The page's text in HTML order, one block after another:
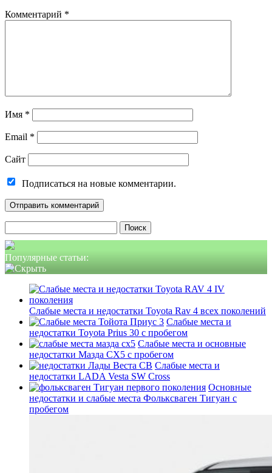
Комментарий *
Имя *
Email *
Сайт
Подписаться на новые комментарии.
Популярные статьи:
Слабые места и недостатки Toyota Rav 4 всех поколений
Слабые места и
недостатки Toyota Prius 30 с пробегом
Слабые места и основные
недостатки Мазда СХ5 с пробегом
Слабые места и
недостатки LADA Vesta SW Cross
Основные
недостатки и слабые места Фольксваген Тигуан с
пробегом